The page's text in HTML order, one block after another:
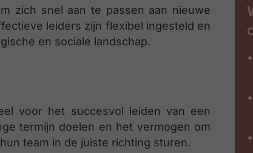
zich snel aan te passen aan nieuwe
leiders zijn flexibel ingesteld en
en sociale landschap.
voor het succesvol leiden van een
termijn doelen en het vermogen om
team in de juiste richting sturen.